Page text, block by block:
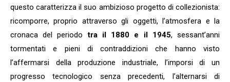
questo caratterizza il suo ambizioso progetto di collezionista:
ricomporre, proprio attraverso gli oggetti, l’atmosfera e la
cronaca del periodotra il 1880 e il 1945, sessant’anni
tormentati e pieni di contraddizioni che hanno visto
l’affermarsi della produzione industriale, l’imporsi di un
progresso tecnologico senza precedenti, l’alternarsi di